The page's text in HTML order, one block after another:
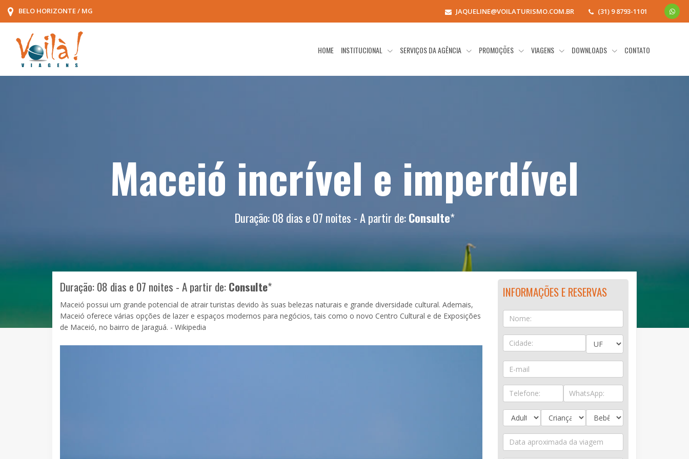
BELO HORIZONTE / MG JAQUELINE@VOILATURISMO.COM.BR (31) 9 8793-1101
HOME INSTITUCIONAL SERVIÇOS DA AGÊNCIA PROMOÇÕES VIAGENS DOWNLOADS CONTATO
Maceió incrível e imperdível
Duração: 08 dias e 07 noites - A partir de:Consulte*
Duração: 08 dias e 07 noites - A partir de:Consulte*
Maceió possui um grande potencial de atrair turistas devido às suas belezas naturais e grande diversidade cultural. Ademais,
Maceió oferece várias opções de lazer e espaços modernos para negócios, tais como o novo Centro Cultural e de Exposições
de Maceió, no bairro de Jaraguá. - Wikipedia
INFORMAÇÕES E RESERVAS